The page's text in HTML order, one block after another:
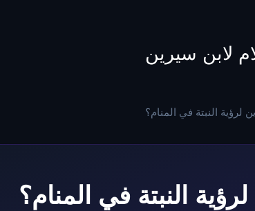
لابن سيرين
لرؤية النبتة في المنام؟
النبتة في المنام؟